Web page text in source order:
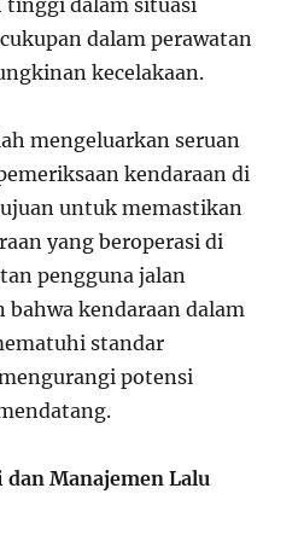
dalam situasi
dalam perawatan
kecelakaan.
mengeluarkan seruan
kendaraan di
untuk memastikan
yang beroperasi di
pengguna jalan
kendaraan dalam
standar
potensi
Manajemen Lalu